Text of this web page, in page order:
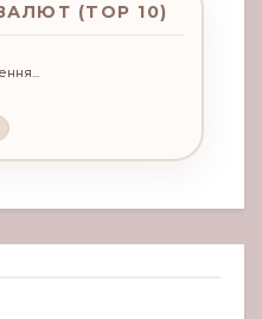
(TOP 10)